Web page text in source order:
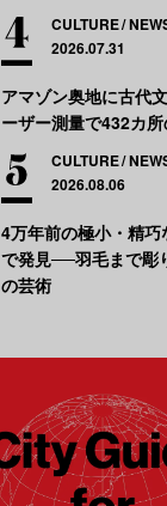
CULTURE
2026.07.31
アマゾン奥地に古代
ーザー測量で432カ
CULTURE
2026.08.06
4万年前の極小・精
で発見──羽毛まで彫
の芸術